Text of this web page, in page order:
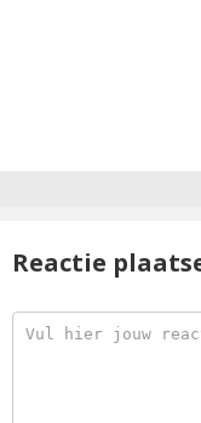
Reactie